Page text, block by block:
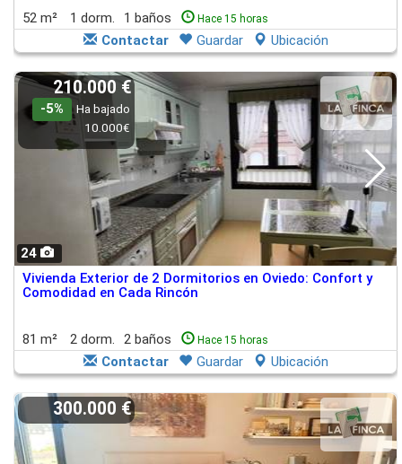
52 m² 1 dorm. 1 baños Hace 15 horas
Contactar Guardar Ubicación
24
210.000 €
-5%
Ha bajado
10.000€
Vivienda Exterior de 2 Dormitorios en Oviedo: Confort y
Comodidad en Cada Rincón
81 m² 2 dorm. 2 baños Hace 15 horas
Contactar Guardar Ubicación
300.000 €